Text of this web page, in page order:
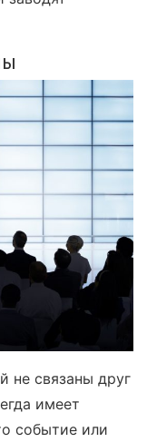
не связаны друг
имеет
событие или